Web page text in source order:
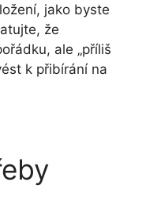
jako byste
že
ale „příliš
k přibírání na